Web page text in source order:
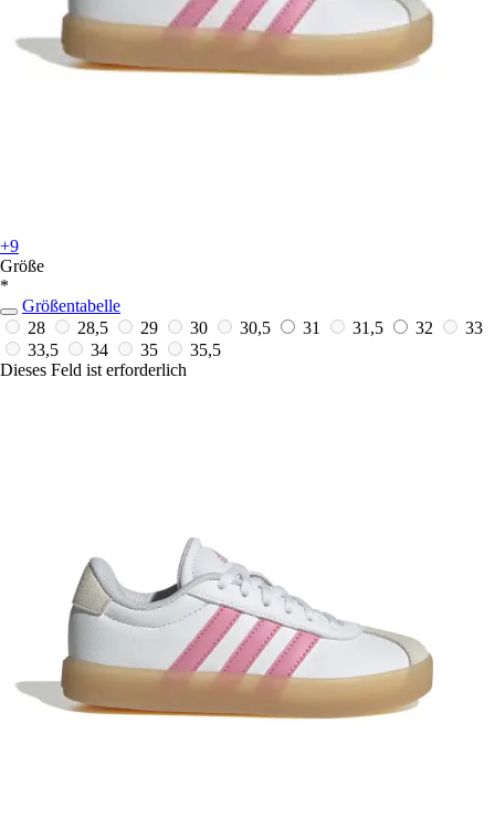
+9
Größe
*
Größentabelle
28
28,5 29 30 30,5 31 31,5 32
33
33,5
34 35
35,5
Dieses Feld ist erforderlich